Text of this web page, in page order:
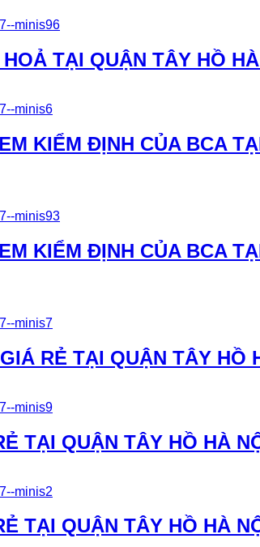
TẠI QUẬN TÂY HỒ
KIỂM ĐỊNH CỦA BCA
KIỂM ĐỊNH CỦA BCA
RẺ TẠI QUẬN TÂY HỒ
TẠI QUẬN TÂY HỒ HÀ
TẠI QUẬN TÂY HỒ HÀ